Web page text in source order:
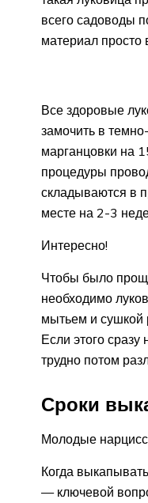
всего садоводы
материал
Все здоровые
замочить в
марганцовки на
процедуры
складываются в
месте на 2-3
Интересно!
Чтобы было
необходимо
мытьем и сушкой
Если этого сразу
трудно потом
Сроки
Молодые
Когда
— ключевой